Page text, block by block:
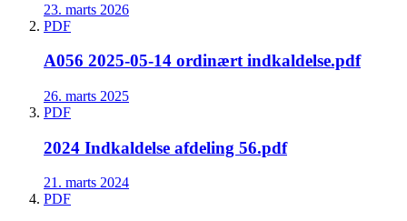
23. marts 2026
PDF
A056 2025-05-14 ordinært indkaldelse.pdf
26. marts 2025
PDF
2024 Indkaldelse afdeling 56.pdf
21. marts 2024
PDF